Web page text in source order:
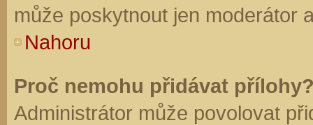
může poskytnout jen moderátor
Nahoru
Proč nemohu přidávat
Administrátor může povolovat